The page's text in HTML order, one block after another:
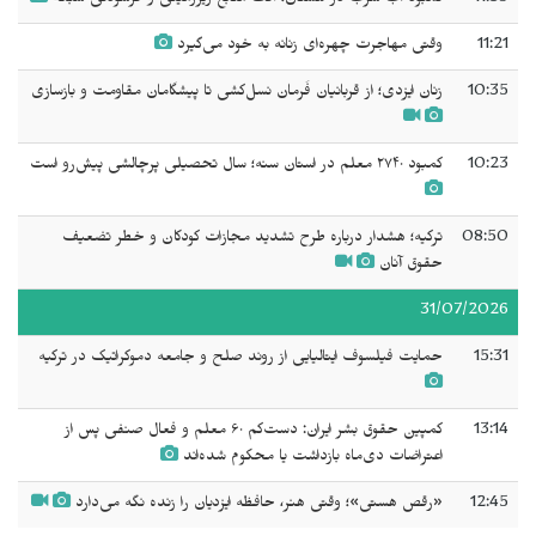
11:21 وقتی مهاجرت چهره‌ای زنانه به خود می‌گیرد
10:35 زنان ایزدی؛ از قربانیان فَرمان نسل‌کشی تا پیشگامان مقاومت و بازسازی
10:23 کمبود ۲۷۴۰ معلم در استان سنه؛ سال تحصیلی پرچالشی پیش‌رو است
08:50
ترکیه؛ هشدار درباره طرح تشدید مجازات کودکان و خطر تضعیف
حقوق آنان
31/07/2026
15:31 حمایت فیلسوف ایتالیایی از روند صلح و جامعه دموکراتیک در ترکیه
13:14
کمپین حقوق بشر ایران: دست‌کم ۶۰ معلم و فعال صنفی پس از
اعتراضات دی‌ماه بازداشت یا محکوم شده‌اند
12:45 «رقص هستی»؛ وقتی هنر، حافظه ایزدیان را زنده نگه می‌دارد